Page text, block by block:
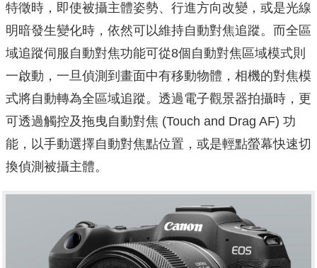
特徵時，即使被攝主體姿勢、行進方向改變，或是光線
明暗發生變化時，依然可以維持自動對焦追蹤。而全區
域追蹤伺服自動對焦功能可從8個自動對焦區域模式則
一啟動，一旦偵測到畫面中有移動物體，相機的對焦模
式將自動轉為全區域追蹤。透過電子觀景器拍攝時，更
可透過觸控及拖曳自動對焦 (Touch and Drag AF) 功
能，以手動選擇自動對焦點位置，或是輕點螢幕快速切
換偵測被攝主體。